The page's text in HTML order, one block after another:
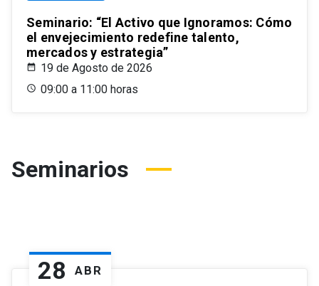
Seminario: “El Activo que Ignoramos: Cómo
el envejecimiento redefine talento,
mercados y estrategia”
19 de Agosto de 2026
09:00 a 11:00 horas
Seminarios
28 ABR